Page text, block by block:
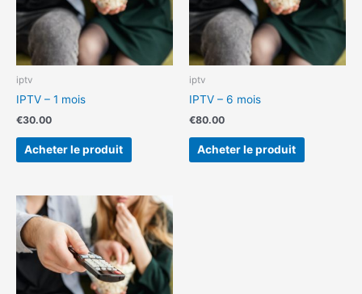
iptv
IPTV – 1 mois
€30.00
Acheter le produit
iptv
IPTV – 6 mois
€80.00
Acheter le produit